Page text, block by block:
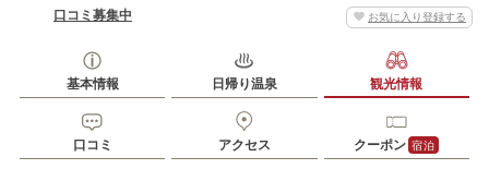
お気に入り登録する
口コミ募集中
基本情報 日帰り温泉 観光情報
口コミ アクセス クーポン 宿泊